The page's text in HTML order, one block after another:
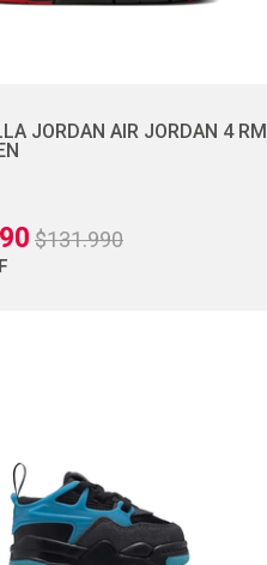
JORDAN AIR JORDAN 4 RM
$131.990